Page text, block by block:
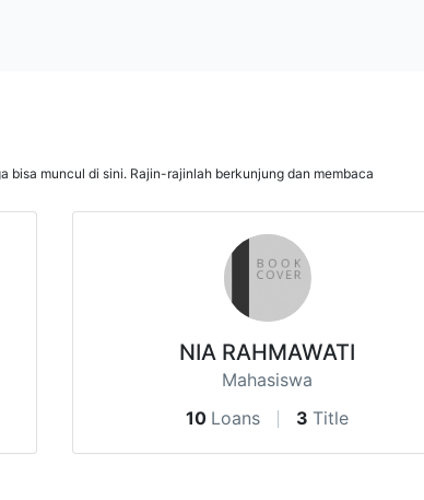
bisa muncul di sini. Rajin-rajinlah berkunjung dan membaca
NIA RAHMAWATI
Mahasiswa
10 Loans 3 Title